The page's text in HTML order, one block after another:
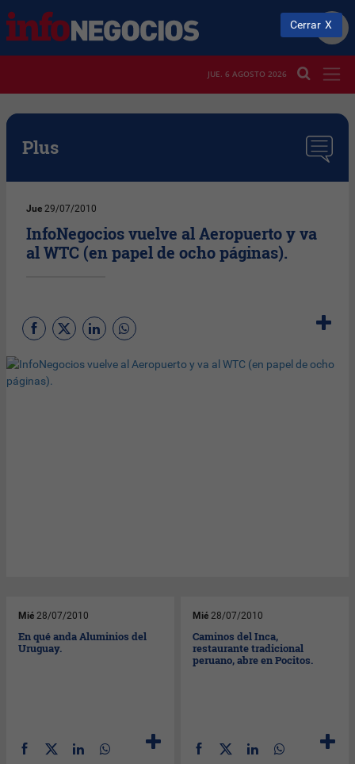
JUE. 6 AGOSTO 2026
Plus
Jue 29/07/2010
InfoNegocios vuelve al Aeropuerto y va
al WTC (en papel de ocho páginas).
Mié 28/07/2010
En qué anda Aluminios del
Uruguay.
Mié 28/07/2010
Caminos del Inca,
restaurante tradicional
peruano, abre en Pocitos.
Cerrar